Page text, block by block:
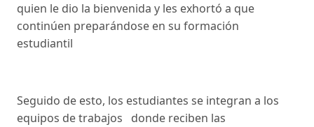
quien le dio la bienvenida y les exhortó a que
continúen preparándose en su formación
estudiantil
Seguido de esto, los estudiantes se integran a los
equipos de trabajos donde reciben las